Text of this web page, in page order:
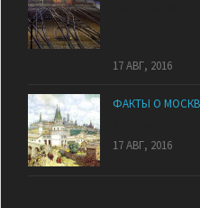
17 АВГ, 2016
ФАКТЫ О
17 АВГ, 2016